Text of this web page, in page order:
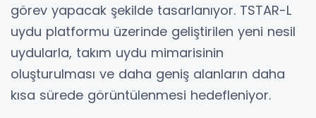
görev yapacak şekilde tasarlanıyor. TSTAR-L
uydu platformu üzerinde geliştirilen yeni nesil
uydularla, takım uydu mimarisinin
oluşturulması ve daha geniş alanların daha
kısa sürede görüntülenmesi hedefleniyor.